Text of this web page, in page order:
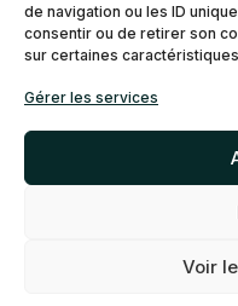
de navigation ou les ID
consentir ou de retirer son
sur certaines
Gérer les services
Voir
de
Politique de
©2026
droits reservés
-